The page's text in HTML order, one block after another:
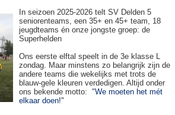
In seizoen 2025-2026 telt SV Delden 5
seniorenteams, een 35+ en 45+ team, 18
jeugdteams én onze jongste groep: de
Superhelden
Ons eerste elftal speelt in de 3e klasse L
zondag. Maar minstens zo belangrijk zijn de
andere teams die wekelijks met trots de
blauw-gele kleuren verdedigen. Altijd onder
ons bekende motto: "We moeten het mét
elkaar doen!"